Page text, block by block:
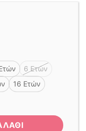
6 Ετών
16 Ετών
CROP ΛΕΥΚΟ